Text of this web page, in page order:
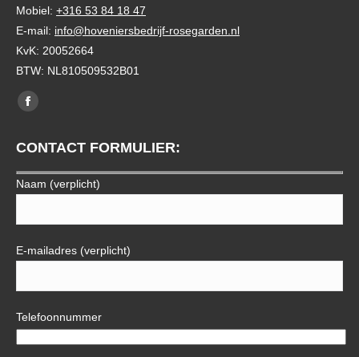
Mobiel: +316 53 84 18 47
E-mail: info@hoveniersbedrijf-rosegarden.nl
KvK: 20052664
BTW: NL810509532B01
Vind ons op:
Facebook
opens
in
new
CONTACT FORMULIER:
Naam (verplicht)
E-mailadres (verplicht)
Telefoonnummer